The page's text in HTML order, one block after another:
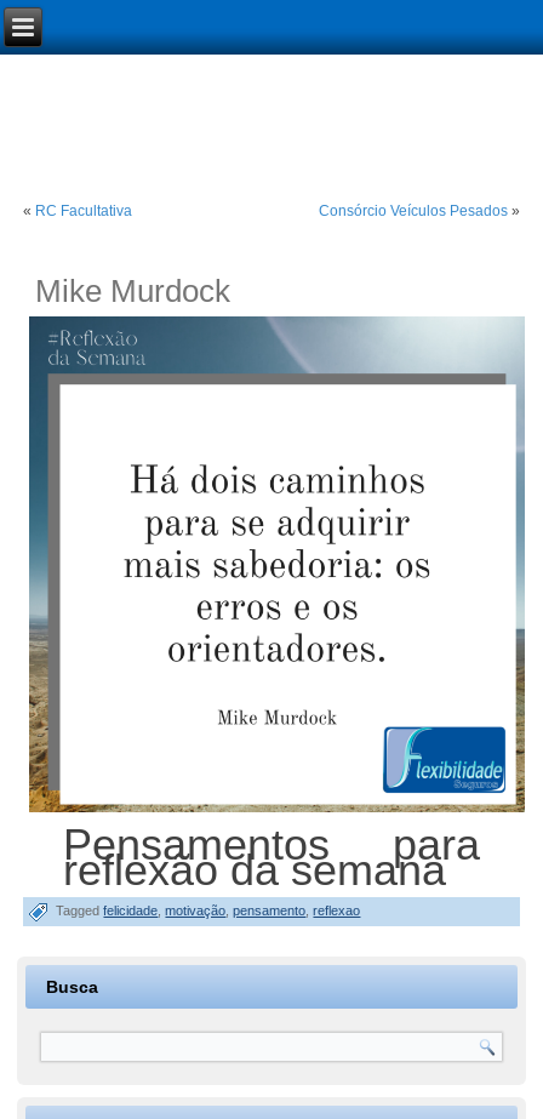
« RC Facultativa Consórcio Veículos Pesados»
Mike Murdock
Pensamentos para
reflexão da semana
Tagged felicidade ,motivação ,pensamento ,reflexao
Busca